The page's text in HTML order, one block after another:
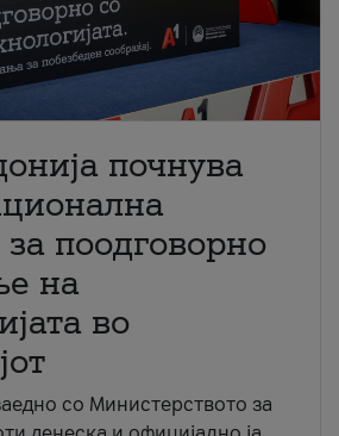
почнува
поодговорно
на
во
со Министерството за